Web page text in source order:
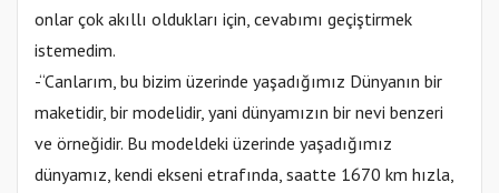
onlar çok akıllı oldukları için, cevabımı geçiştirmek
istemedim.
-“Canlarım, bu bizim üzerinde yaşadığımız Dünyanın bir
maketidir, bir modelidir, yani dünyamızın bir nevi benzeri
ve örneğidir. Bu modeldeki üzerinde yaşadığımız
dünyamız, kendi ekseni etrafında, saatte 1670 km hızla,